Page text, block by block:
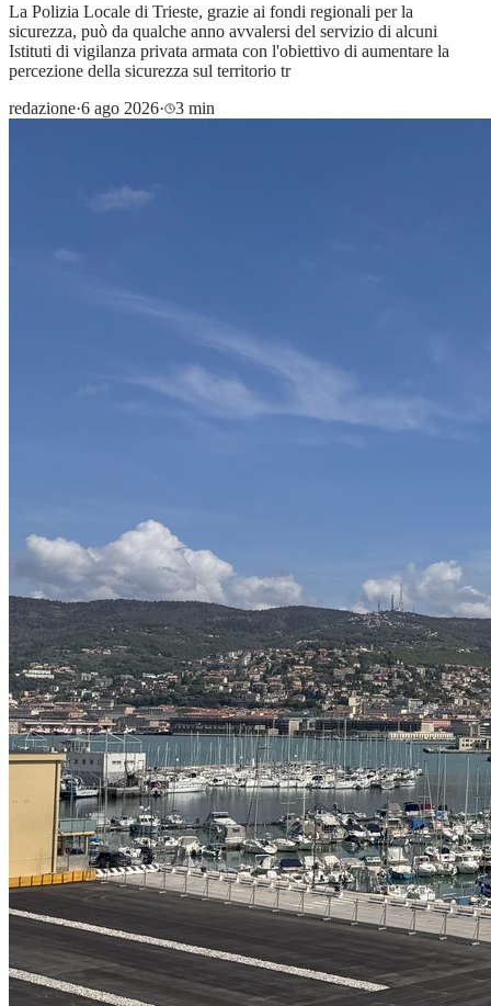
La Polizia Locale di Trieste, grazie ai fondi regionali per la
sicurezza, può da qualche anno avvalersi del servizio di alcuni
Istituti di vigilanza privata armata con l'obiettivo di aumentare la
percezione della sicurezza sul territorio tr
redazione·6 ago 2026· 3 min